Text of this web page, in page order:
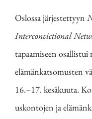
Oslossa järjestettyyn
Interconvictional
tapaamiseen
elämänkatsomusten
16.–17. kesäkuuta.
uskontojen ja